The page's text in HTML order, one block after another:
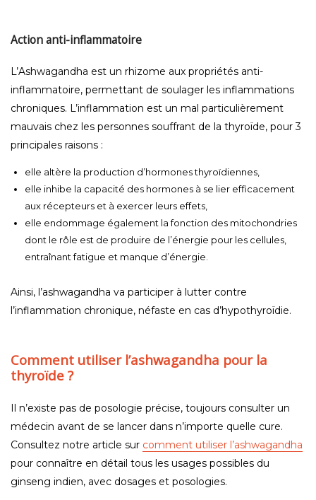
Action anti-inflammatoire
L’Ashwagandha est un rhizome aux propriétés anti-
inflammatoire, permettant de soulager les inflammations
chroniques. L’inflammation est un mal particulièrement
mauvais chez les personnes souffrant de la thyroïde, pour 3
principales raisons :
elle altère la production d’hormones thyroïdiennes,
elle inhibe la capacité des hormones à se lier efficacement
aux récepteurs et à exercer leurs effets,
elle endommage également la fonction des mitochondries
dont le rôle est de produire de l’énergie pour les cellules,
entraînant fatigue et manque d’énergie.
Ainsi, l’ashwagandha va participer à lutter contre
l’inflammation chronique, néfaste en cas d’hypothyroïdie.
Comment utiliser l’ashwagandha pour la
thyroïde ?
Il n’existe pas de posologie précise, toujours consulter un
médecin avant de se lancer dans n’importe quelle cure.
Consultez notre article sur comment utiliser l’ashwagandha
pour connaître en détail tous les usages possibles du
ginseng indien, avec dosages et posologies.